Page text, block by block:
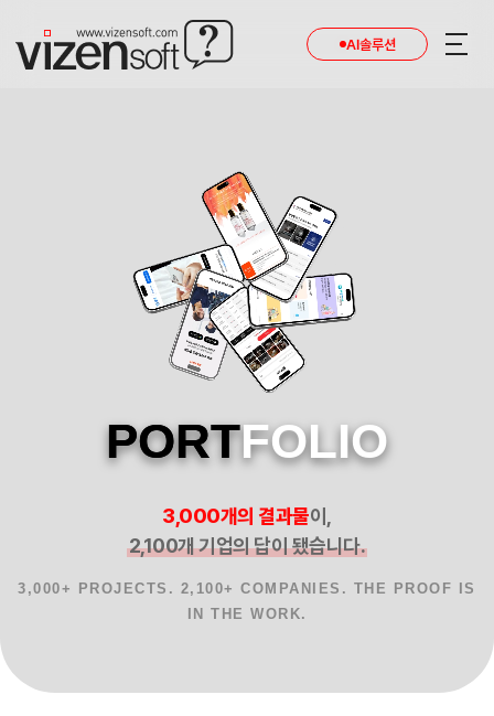
AI솔루션
PORTFOLIO
3,000개의 결과물이,
2,100개 기업의 답이 됐습니다.
3,000+ PROJECTS. 2,100+ COMPANIES. THE PROOF IS
IN THE WORK.